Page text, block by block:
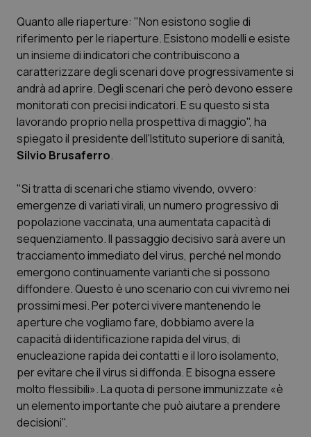
Lombardia
Marche
Molise
Piemonte
Provincia Autonoma di Trento
Puglia
Sardegna
Sicilia
Toscana
Umbria
Valle D’Aosta
Dolore
Donna & Salute
Epatiti
HIV
Ipertensione & Scompenso
Malattie rare
Malattia di Crohn & Rettocolite Ulcerosa
Neuroscienze & patologie neurodegenerative
Obesità
Oftalmologia
Oncodermatologia
Quanto alle riaperture: "Non esistono soglie di
riferimento per le riaperture. Esistono modelli e esiste
un insieme di indicatori che contribuiscono a
caratterizzare degli scenari dove progressivamente si
andrà ad aprire. Degli scenari che però devono essere
monitorati con precisi indicatori. E su questo si sta
lavorando proprio nella prospettiva di maggio", ha
spiegato il presidente dell'Istituto superiore di sanità,
Silvio Brusaferro.
"Si tratta di scenari che stiamo vivendo, ovvero:
emergenze di variati virali, un numero progressivo di
popolazione vaccinata, una aumentata capacità di
sequenziamento. Il passaggio decisivo sarà avere un
tracciamento immediato del virus, perché nel mondo
emergono continuamente varianti che si possono
diffondere. Questo è uno scenario con cui vivremo nei
prossimi mesi. Per poterci vivere mantenendo le
aperture che vogliamo fare, dobbiamo avere la
capacità di identificazione rapida del virus, di
enucleazione rapida dei contatti e il loro isolamento,
per evitare che il virus si diffonda. E bisogna essere
molto flessibili». La quota di persone immunizzate «è
un elemento importante che può aiutare a prendere
decisioni".